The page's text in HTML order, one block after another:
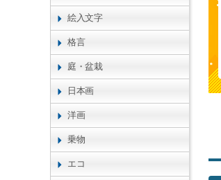
絵入文字
格言
庭・盆栽
日本画
洋画
乗物
エコ